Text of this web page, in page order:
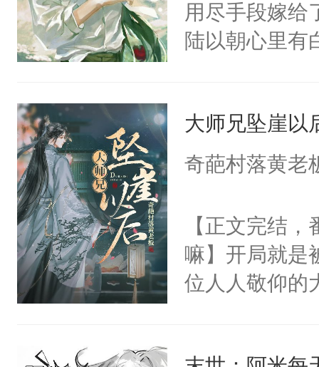
用尽手段嫁给
陆以朝心里有
情，他以为，
夜祁砚清缩在
了。”祁砚清
死。”.祁砚清
什么不能是他
次死都不想输
谁？”“楚星你
大师兄坠崖以
奇葩村落黄老
【正文完结
嘛】开局就是
位人人敬仰的